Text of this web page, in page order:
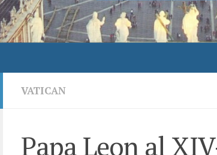
VATICAN
Papa Leon al